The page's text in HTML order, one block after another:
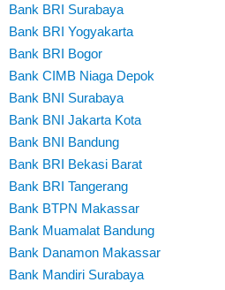
Bank BRI Surabaya
Bank BRI Yogyakarta
Bank BRI Bogor
Bank CIMB Niaga Depok
Bank BNI Surabaya
Bank BNI Jakarta Kota
Bank BNI Bandung
Bank BRI Bekasi Barat
Bank BRI Tangerang
Bank BTPN Makassar
Bank Muamalat Bandung
Bank Danamon Makassar
Bank Mandiri Surabaya